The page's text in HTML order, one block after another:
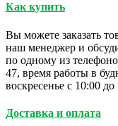
Как купить
Вы можете заказать
наш менеджер и
по одному из
47, время работы в
воскресенье с 10:00 до
Доставка и оплата